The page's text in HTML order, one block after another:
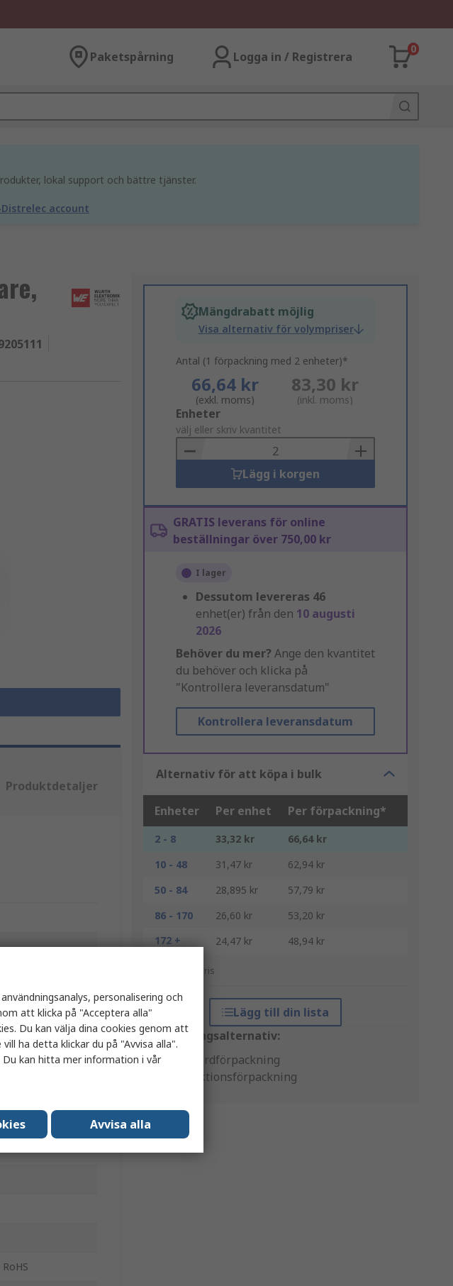
Paketspårning Logga in / Registrera
0
lokal support och bättre tjänster.
account
Mängdrabatt möjlig
Visa alternativ för volympriser
Antal (1 förpackning med 2 enheter)*
66,64 kr
(exkl. moms)
83,30 kr
(inkl. moms)
Add
to
Basket
Enheter
välj eller skriv kvantitet
Lägg i korgen
GRATIS leverans för online
beställningar över 750,00 kr
I lager
Dessutom levereras 46
enhet(er) från den 10 augusti
2026
Behöver du mer? Ange den kvantitet
du behöver och klicka på
"Kontrollera leveransdatum"
Kontrollera leveransdatum
Alternativ för att köpa i bulk
Enheter Per enhet Per förpackning*
2 - 8 33,32 kr
66,64 kr
10 - 48
31,47 kr
62,94 kr
50 - 84
28,895 kr
57,79 kr
86 - 170
26,60 kr
53,20 kr
172 +
24,47 kr 48,94 kr
*vägledande pris
Lägg till din lista
Förpackningsalternativ:
Standardförpackning
Produktionsförpackning
Produktdetaljer
personalisering och
att klicka på "Acceptera alla"
Du kan välja dina cookies genom att
ha detta klickar du på "Avvisa alla".
kan hitta mer information i vår
Avvisa alla